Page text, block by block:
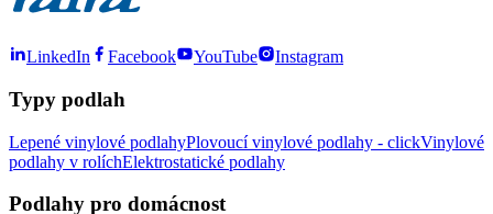
LinkedIn Facebook YouTube Instagram
Typy podlah
Lepené vinylové podlahyPlovoucí vinylové podlahy - clickVinylové
podlahy v rolíchElektrostatické podlahy
Podlahy pro domácnost